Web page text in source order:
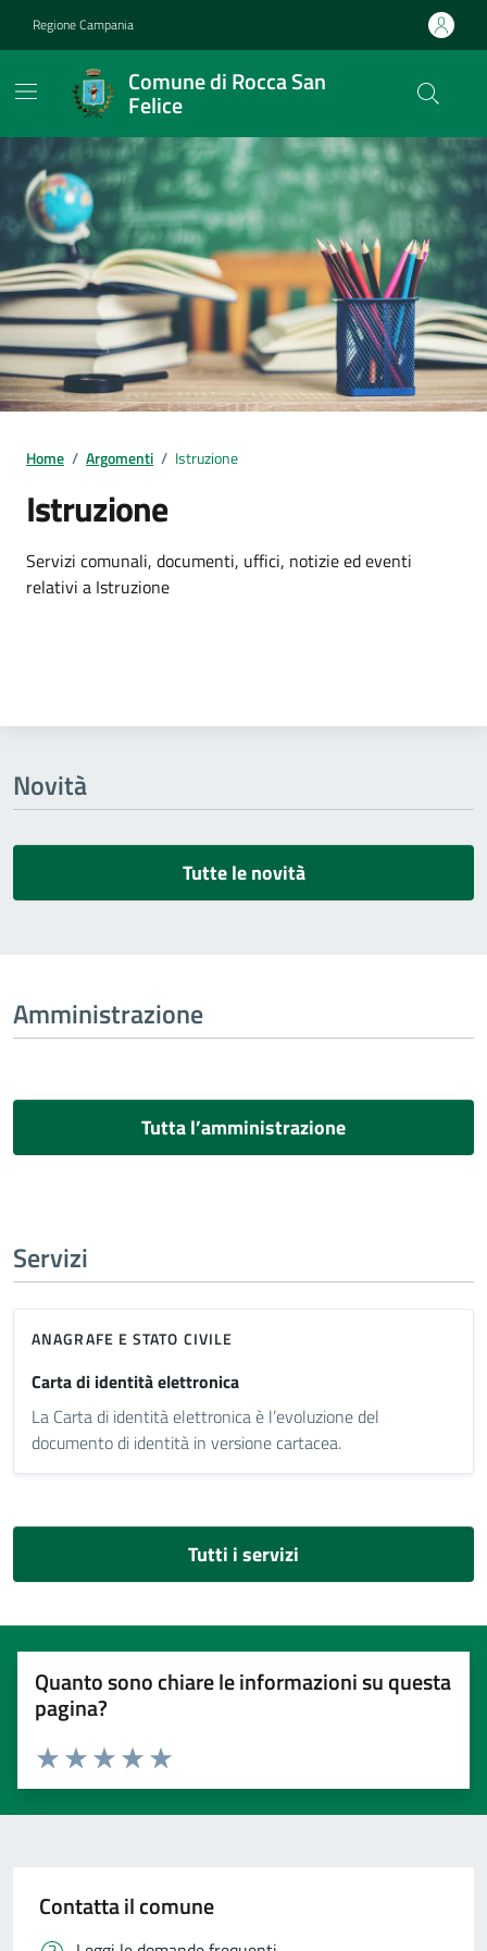
Regione Campania
Comune di Rocca San
Felice
Home / Argomenti / Istruzione
Istruzione
Dettagli dell'argomento
Servizi comunali, documenti, uffici, notizie ed eventi
relativi a Istruzione
Novità
Tutte le novità
Amministrazione
Tutta l’amministrazione
Servizi
ANAGRAFE E STATO CIVILE
Carta di identità elettronica
La Carta di identità elettronica è l’evoluzione del
documento di identità in versione cartacea.
Tutti i servizi
Quanto sono chiare le informazioni su questa
pagina?
Valuta 5 stelle su 5
Valuta 4 stelle su 5
Valuta 3 stelle su 5
Valuta 2 stelle su 5
Valuta 1 stelle su 5
Contatta il comune